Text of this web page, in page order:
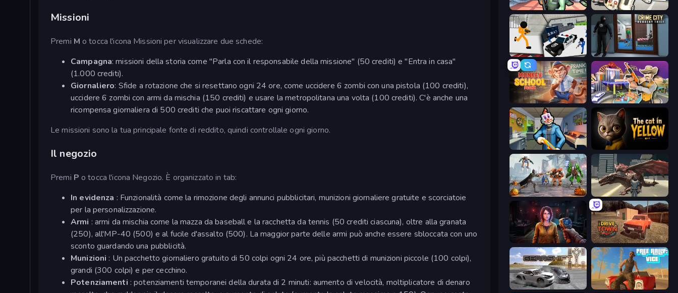
Missioni
Premi M o tocca l'icona Missioni per visualizzare due schede:
Campagna: missioni della storia come "Parla con il responsabile della missione" (50 crediti) e "Entra in casa"
(1.000 crediti).
Giornaliero: Sfide a rotazione che si resettano ogni 24 ore, come uccidere 6 zombi con una pistola (100 crediti),
uccidere 6 zombi con armi da mischia (150 crediti) e usare la metropolitana una volta (100 crediti). C'è anche una
ricompensa giornaliera di 500 crediti che puoi riscattare ogni giorno.
Le missioni sono la tua principale fonte di reddito, quindi controllale ogni giorno.
Il negozio
Premi P o tocca l'icona Negozio. È organizzato in tab:
In evidenza : Funzionalità come la rimozione degli annunci pubblicitari, munizioni giornaliere gratuite e scorciatoie
per la personalizzazione.
Armi : armi da mischia come la mazza da baseball e la racchetta da tennis (50 crediti ciascuna), oltre alla granata
(250), all'MP-40 (500) e al fucile d'assalto (500). La maggior parte delle armi può anche essere sbloccata con uno
sconto guardando una pubblicità.
Munizioni : Un pacchetto giornaliero gratuito di 50 colpi ogni 24 ore, più pacchetti di munizioni piccole (100 colpi),
grandi (300 colpi) e per cecchino.
Potenziamenti : potenziamenti temporanei della durata di 2 minuti: aumento di velocità, moltiplicatore di denaro
Bank Robbery Bank Robbery: Escape
Stickman Prison: Counter Assault Crime City Robbery Thief Games
Monkey School Prank Casino Robbery
Save the Hostages The Cat in Yellow
Flying Bat Robot Car Transform Game Dragon Vice City
Survival Zone Zombie Outbreak DriveTown
Gearshift One Free Rally: Vice